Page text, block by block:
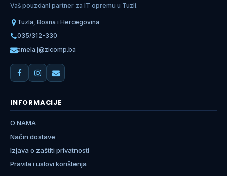
Vaš pouzdani partner za IT opremu u Tuzli.
Tuzla, Bosna i Hercegovina
035/312-330
amela.j@zicomp.ba
INFORMACIJE
O NAMA
Način dostave
Izjava o zaštiti privatnosti
Pravila i uslovi korištenja